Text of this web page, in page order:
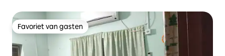
Favoriet van gasten
Favoriet van gasten